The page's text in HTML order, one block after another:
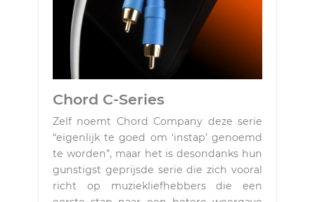
Chord C-Series
Zelf noemt Chord Company deze serie
“eigenlijk te goed om ‘instap’ genoemd
te worden”, maar het is desondanks hun
gunstigst geprijsde serie die zich vooral
richt op muziekliefhebbers die een